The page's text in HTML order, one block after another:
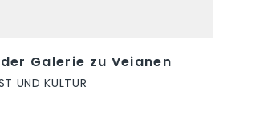
Galerie zu Veianen
UND KULTUR